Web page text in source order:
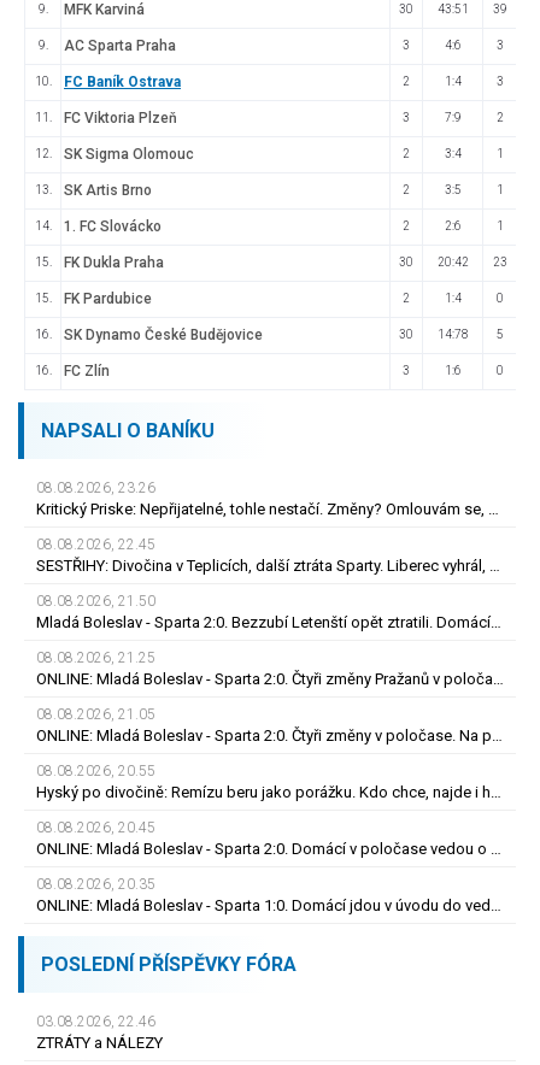
9. MFK Karviná 30 43:51 39
9. AC Sparta Praha 3 4:6 3
10. FC Baník Ostrava 2 1:4 3
11. FC Viktoria Plzeň 3 7:9 2
12. SK Sigma Olomouc 2 3:4 1
13. SK Artis Brno 2 3:5 1
14. 1. FC Slovácko 2 2:6 1
15. FK Dukla Praha 30 20:42 23
15. FK Pardubice 2 1:4 0
16. SK Dynamo České Budějovice 30 14:78 5
16. FC Zlín 3 1:6 0
NAPSALI O BANÍKU
08.08.2026, 23.26
Kritický Priske: Nepřijatelné, tohle nestačí. Změny? Omlouvám se, nedokážu odpovědět
08.08.2026, 22.45
SESTŘIHY: Divočina v Teplicích, další ztráta Sparty. Liberec vyhrál, Zlín - Bohemians 0:2
08.08.2026, 21.50
Mladá Boleslav - Sparta 2:0. Bezzubí Letenští opět ztratili. Domácí rozhodli v první půli
08.08.2026, 21.25
ONLINE: Mladá Boleslav - Sparta 2:0. Čtyři změny Pražanů v poločase. Brunes trefil tyč
08.08.2026, 21.05
ONLINE: Mladá Boleslav - Sparta 2:0. Čtyři změny v poločase. Na place jsou Brunes i Karabec
08.08.2026, 20.55
Hyský po divočině: Remízu beru jako porážku. Kdo chce, najde i hodně pozitivních věcí
08.08.2026, 20.45
ONLINE: Mladá Boleslav - Sparta 2:0. Domácí v poločase vedou o dva góly! Letenští bez střely
08.08.2026, 20.35
ONLINE: Mladá Boleslav - Sparta 1:0. Domácí jdou v úvodu do vedení! Trefil se Šubert
POSLEDNÍ PŘÍSPĚVKY FÓRA
03.08.2026, 22.46
ZTRÁTY a NÁLEZY